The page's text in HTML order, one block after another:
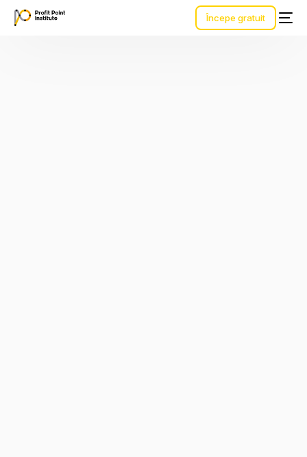
Începe gratuit